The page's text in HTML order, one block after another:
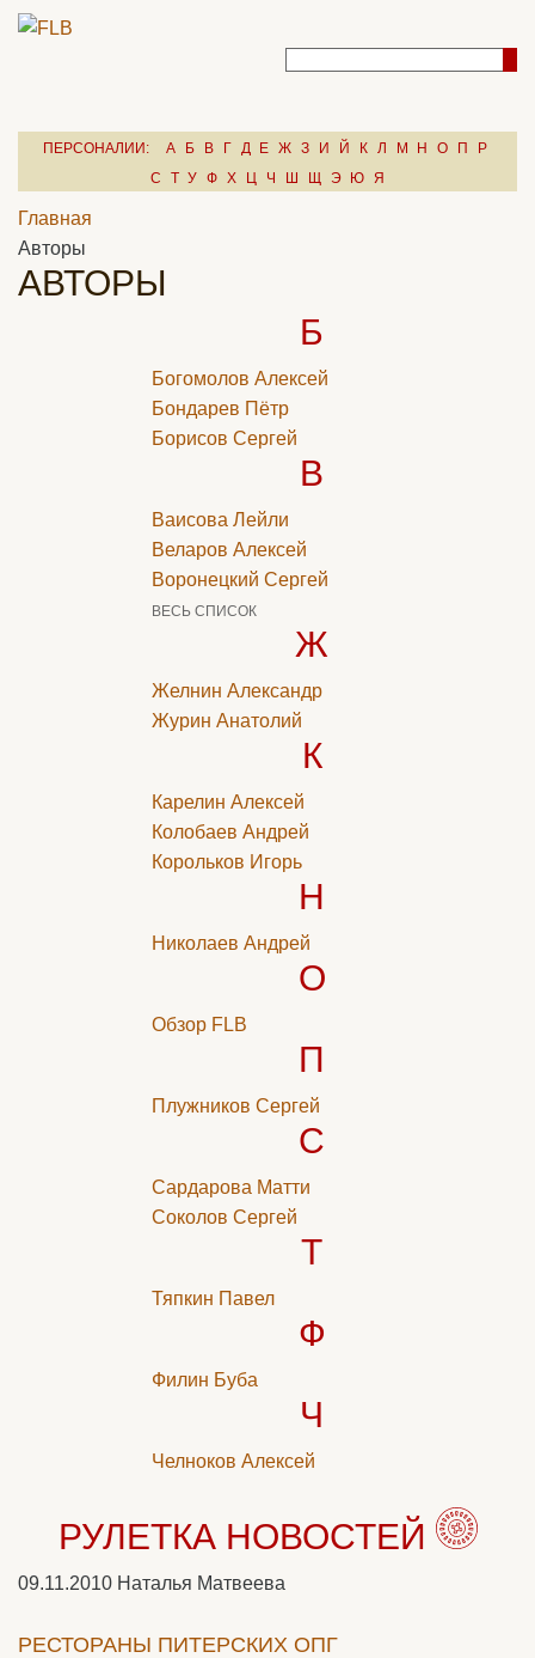
ПЕРСОНАЛИИ: А Б В Г Д Е Ж З И Й К Л М Н О П
Р
С
Т У Ф Х Ц Ч Ш Щ Э Ю Я
Главная
Авторы
АВТОРЫ
Б
Богомолов Алексей
Бондарев Пётр
Борисов Сергей
В
Ваисова Лейли
Веларов Алексей
Воронецкий Сергей
ВЕСЬ СПИСОК
Ж
Желнин Александр
Журин Анатолий
К
Карелин Алексей
Колобаев Андрей
Корольков Игорь
Н
Николаев Андрей
О
Обзор FLB
П
Плужников Сергей
С
Сардарова Матти
Соколов Сергей
Т
Тяпкин Павел
Ф
Филин Буба
Ч
Челноков Алексей
РУЛЕТКА НОВОСТЕЙ
09.11.2010 Наталья Матвеева
РЕСТОРАНЫ ПИТЕРСКИХ ОПГ